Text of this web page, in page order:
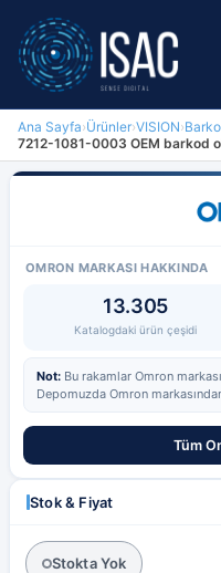
Blog
Hakkımızda
İletişim
Ana Sayfa›Ürünler›VISION›
7212-1081-0003 OEM barkod
OMRON MARKASI HAKKINDA
13.305
Katalogdaki ürün çeşidi
Not: Bu rakamlar Omron
Depomuzda Omron
Tüm
Stok & Fiyat
Stokta Yok